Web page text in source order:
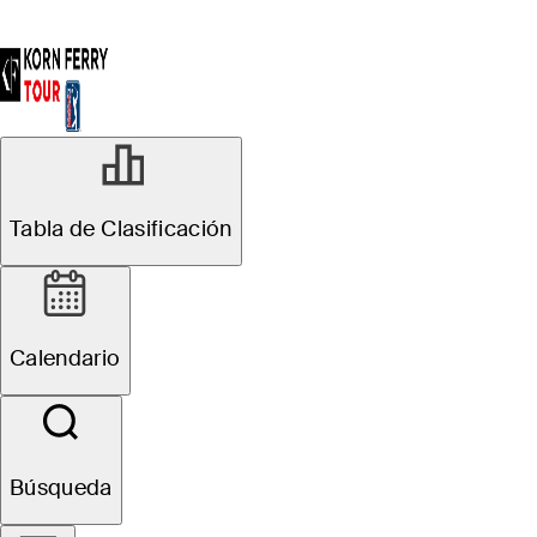
Tabla de Clasificación
Calendario
Búsqueda
Oficial
Pinnacle Bank
Championship presented
by Woodhouse
1 F. Harris